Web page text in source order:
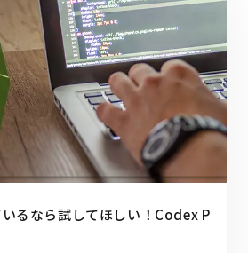
るなら試してほしい！Codex P